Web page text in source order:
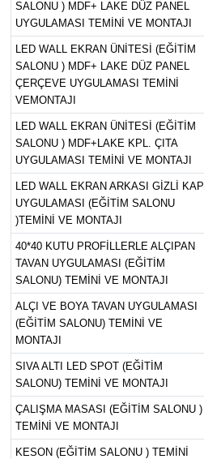
SALONU ) MDF+ LAKE DÜZ PANEL
UYGULAMASI TEMİNİ VE MONTAJI
LED WALL EKRAN ÜNİTESİ (EĞİTİM
SALONU ) MDF+ LAKE DÜZ PANEL
ÇERÇEVE UYGULAMASI TEMİNİ
VEMONTAJI
LED WALL EKRAN ÜNİTESİ (EĞİTİM
SALONU ) MDF+LAKE KPL. ÇITA
UYGULAMASI TEMİNİ VE MONTAJI
LED WALL EKRAN ARKASI GİZLİ KAPI
UYGULAMASI (EĞİTİM SALONU
)TEMİNİ VE MONTAJI
40*40 KUTU PROFİLLERLE ALÇIPAN
TAVAN UYGULAMASI (EĞİTİM
SALONU) TEMİNİ VE MONTAJI
ALÇI VE BOYA TAVAN UYGULAMASI
(EĞİTİM SALONU) TEMİNİ VE
MONTAJI
SIVA ALTI LED SPOT (EĞİTİM
SALONU) TEMİNİ VE MONTAJI
ÇALIŞMA MASASI (EĞİTİM SALONU )
TEMİNİ VE MONTAJI
KESON (EĞİTİM SALONU ) TEMİNİ